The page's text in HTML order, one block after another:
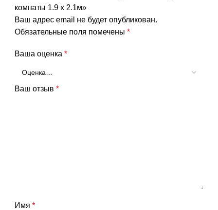
комнаты 1.9 х 2.1м»
Ваш адрес email не будет опубликован.
Обязательные поля помечены *
Ваша оценка *
Ваш отзыв *
Имя *